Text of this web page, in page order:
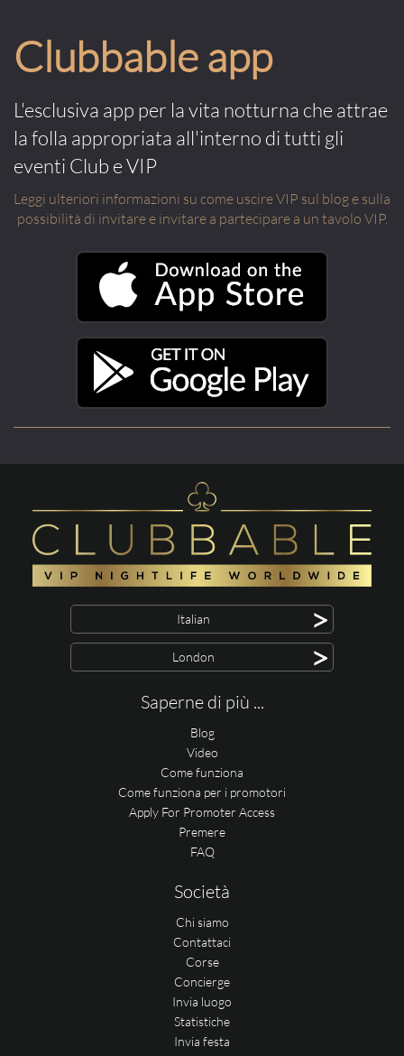
Clubbable app
L'esclusiva app per la vita notturna che attrae
la folla appropriata all'interno di tutti gli
eventi Club e VIP
Leggi ulteriori informazioni su come uscire VIP sul blog e sulla
possibilità di invitare e invitare a partecipare a un tavolo VIP.
Italian >
London >
Saperne di più ...
Blog
Video
Come funziona
Come funziona per i promotori
Apply For Promoter Access
Premere
FAQ
Società
Chi siamo
Contattaci
Corse
Concierge
Invia luogo
Statistiche
Invia festa